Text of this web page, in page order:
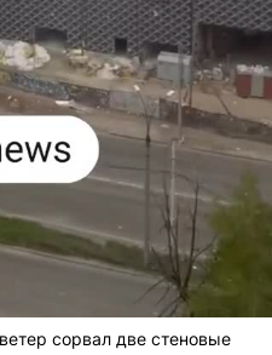
сорвал две стеновые